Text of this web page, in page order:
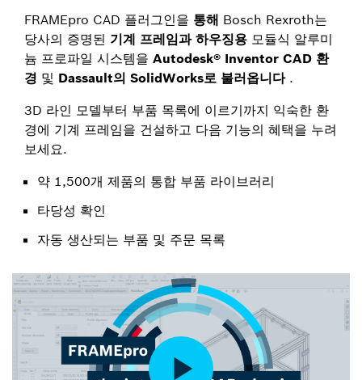
FRAMEpro CAD 플러그인을 통해 Bosch Rexroth는
당사의 증명된 기계 프레임과 하우징용 모듈식 알루미
늄 프로파일 시스템을 Autodesk® Inventor CAD 환
경 및 Dassault의 SolidWorks로 불러옵니다.
3D 라인 모델부터 부품 목록에 이르기까지 익숙한 환
경에 기계 프레임을 건설하고 다음 기능의 혜택을 누려
보세요.
약 1,500개 제품의 통합 부품 라이브러리
타당성 확인
자동 생산되는 부품 및 주문 목록